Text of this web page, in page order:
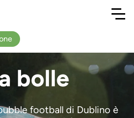
bolle
football di Dublino è